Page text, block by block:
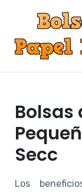
contenido
Bolsas
Secc
Los